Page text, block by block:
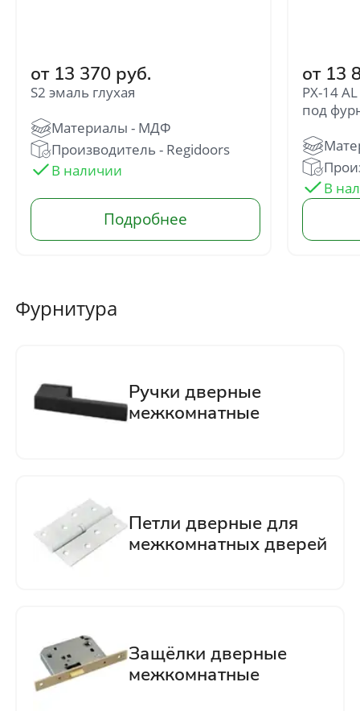
от 13 370 руб.
S2 эмаль глухая
Производитель - Regidoors
от 13
PX-14
под
Фурнитура
Отправить
Нажимая кнопку «Отправить», Вы
персональных данных